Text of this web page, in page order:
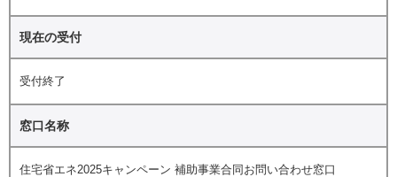
現在の受付
受付終了
窓口名称
住宅省エネ2025キャンペーン 補助事業合同お問い合わせ窓口